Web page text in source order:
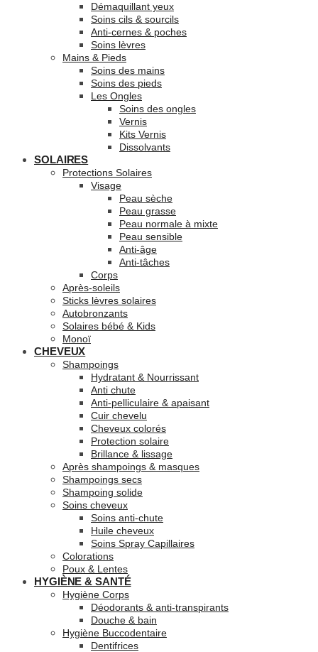
Démaquillant yeux
Soins cils & sourcils
Anti-cernes & poches
Soins lèvres
Mains & Pieds
Soins des mains
Soins des pieds
Les Ongles
Soins des ongles
Vernis
Kits Vernis
Dissolvants
SOLAIRES
Protections Solaires
Visage
Peau sèche
Peau grasse
Peau normale à mixte
Peau sensible
Anti-âge
Anti-tâches
Corps
Après-soleils
Sticks lèvres solaires
Autobronzants
Solaires bébé & Kids
Monoï
CHEVEUX
Shampoings
Hydratant & Nourrissant
Anti chute
Anti-pelliculaire & apaisant
Cuir chevelu
Cheveux colorés
Protection solaire
Brillance & lissage
Après shampoings & masques
Shampoings secs
Shampoing solide
Soins cheveux
Soins anti-chute
Huile cheveux
Soins Spray Capillaires
Colorations
Poux & Lentes
HYGIÈNE & SANTÉ
Hygiène Corps
Déodorants & anti-transpirants
Douche & bain
Hygiène Buccodentaire
Dentifrices